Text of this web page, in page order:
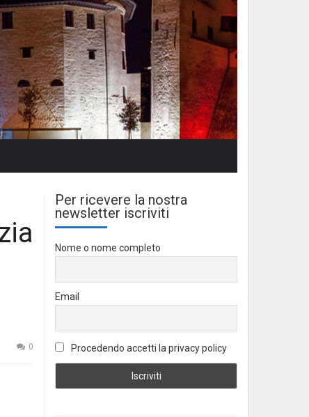
0
Per ricevere la nostra
newsletter iscriviti
Nome o nome completo
Email
Procedendo accetti la privacy policy